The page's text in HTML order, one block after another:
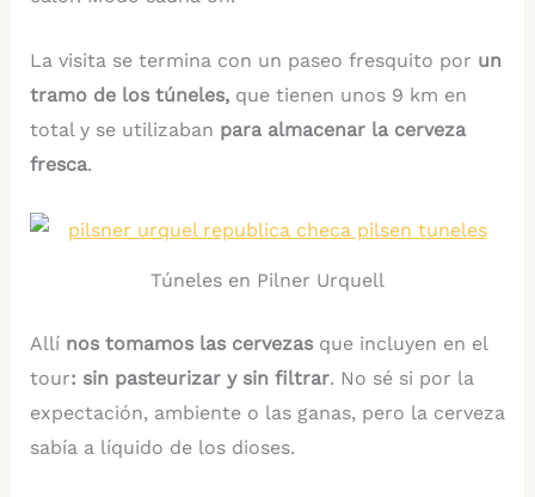
La visita se termina con un paseo fresquito por un
tramo de los túneles,que tienen unos 9 km en
total y se utilizaban para almacenar la cerveza
fresca.
Túneles en Pilner Urquell
Allí nos tomamos las cervezas que incluyen en el
tour: sin pasteurizar y sin filtrar. No sé si por la
expectación, ambiente o las ganas, pero la cerveza
sabía a líquido de los dioses.